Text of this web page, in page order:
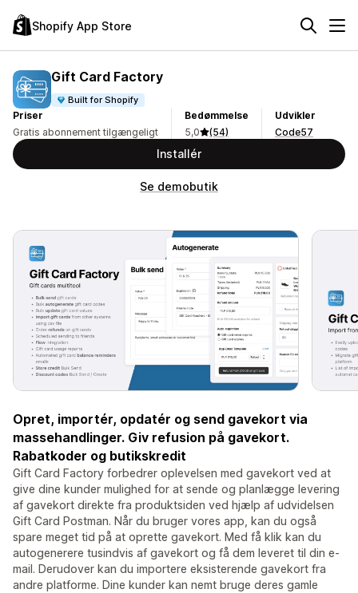
Shopify App Store
Gift Card Factory
Built for Shopify
Priser
Gratis abonnement tilgængeligt
Bedømmelse
5,0
(54)
Udvikler
Code57
Installér
Se demobutik
Opret, importér, opdatér og send gavekort via
massehandlinger. Giv refusion på gavekort.
Rabatkoder og butikskredit
Gift Card Factory forbedrer oplevelsen med gavekort ved at
give dine kunder mulighed for at sende og planlægge levering
af gavekort direkte fra produktsiden ved hjælp af udvidelsen
Gift Card Postman. Når du bruger vores app, kan du også
spare meget tid på at oprette gavekort. Med få klik kan du
autogenerere tusindvis af gavekort og få dem leveret til din e-
mail. Derudover kan du importere eksisterende gavekort fra
andre platforme. Dine kunder kan nemt bruge deres gamle